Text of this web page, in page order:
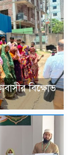
বিক্ষোভ